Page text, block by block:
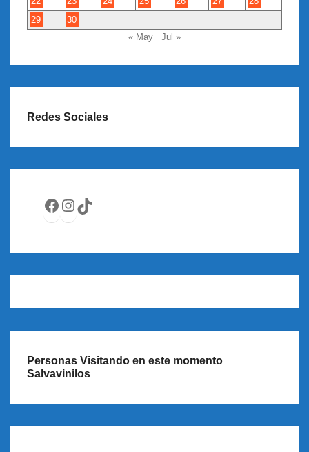
29
30
« May
Jul »
Redes Sociales
Facebook
Instagram
TikTok
Personas Visitando en este momento
Salvavinilos